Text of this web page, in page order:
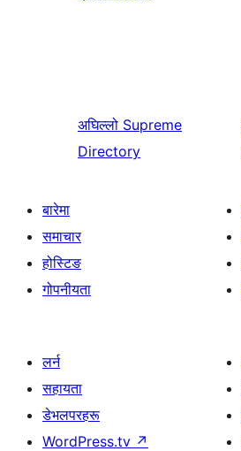
अघिल्लो Supreme
Directory
बारेमा
समाचार
होस्टिङ
गोपनीयता
लर्न
सहायता
डेभलपरहरू
WordPress.tv ↗